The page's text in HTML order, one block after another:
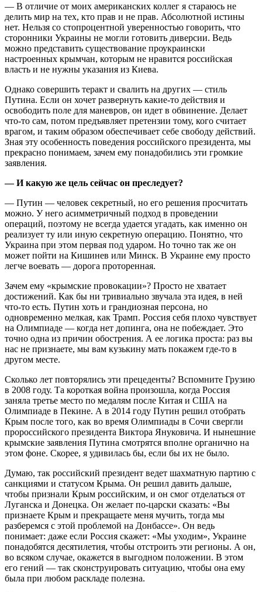
— В отличие от моих американских коллег я стараюсь не
делить мир на тех, кто прав и не прав. Абсолютной истины
нет. Нельзя со стопроцентной уверенностью говорить, что
сторонники Украины не могли готовить диверсии. Ведь
можно представить существование проукраински
настроенных крымчан, которым не нравится российская
власть и не нужны указания из Киева.
Однако совершить теракт и свалить на других — стиль
Путина. Если он хочет развернуть какие-то действия и
освободить поле для маневров, он идет в обвинение. Делает
что-то сам, потом предъявляет претензии тому, кого считает
врагом, и таким образом обеспечивает себе свободу действий.
Зная эту особенность поведения российского президента, мы
прекрасно понимаем, зачем ему понадобились эти громкие
заявления.
— И какую же цель сейчас он преследует?
— Путин — человек секретный, но его решения просчитать
можно. У него асимметричный подход в проведении
операций, поэтому не всегда удается угадать, как именно он
реализует ту или иную секретную операцию. Понятно, что
Украина при этом первая под ударом. Но точно так же он
может пойти на Кишинев или Минск. В Украине ему просто
легче воевать — дорога проторенная.
Зачем ему «крымские провокации»? Просто не хватает
достижений. Как бы ни тривиально звучала эта идея, в ней
что-то есть. Путин хоть и грандиозная персона, но
одновременно мелкая, как Трамп. Россия себя плохо чувствует
на Олимпиаде — когда нет допинга, она не побеждает. Это
точно одна из причин обострения. А ее логика проста: раз вы
нас не признаете, мы вам кузькину мать покажем где-то в
другом месте.
Сколько лет повторялись эти прецеденты? Вспомните Грузию
в 2008 году. Та короткая война произошла, когда Россия
заняла третье место по медалям после Китая и США на
Олимпиаде в Пекине. А в 2014 году Путин решил отобрать
Крым после того, как во время Олимпиады в Сочи свергли
пророссийского президента Виктора Януковича. И нынешние
крымские заявления Путина смотрятся вполне органично на
этом фоне. Скорее, я удивилась бы, если бы их не было.
Думаю, так российский президент ведет шахматную партию с
санкциями и статусом Крыма. Он решил давить дальше,
чтобы признали Крым российским, и он смог отделаться от
Луганска и Донецка. Он желает по-царски сказать: «Вы
признаете Крым и прекращаете меня мучить, тогда мы
разберемся с этой проблемой на Донбассе». Он ведь
понимает: даже если Россия скажет: «Мы уходим», Украине
понадобятся десятилетия, чтобы отстроить эти регионы. А он,
во всяком случае, окажется в выгодном положении. В этом
его гений — так сконструировать ситуацию, чтобы она ему
была при любом раскладе полезна.